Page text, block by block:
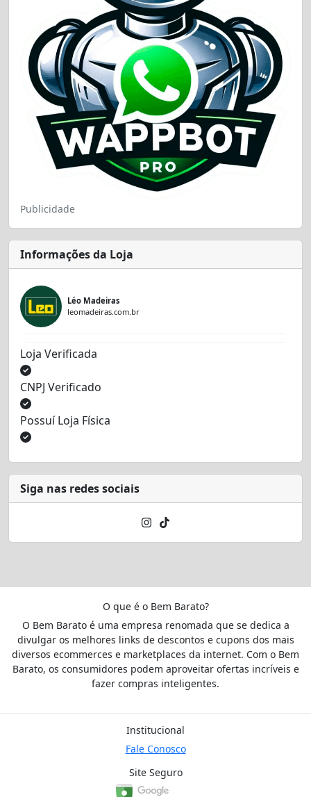
Publicidade
Informações da Loja
Léo Madeiras
leomadeiras.com.br
Loja Verificada
CNPJ Verificado
Possuí Loja Física
Siga nas redes sociais
O que é o Bem Barato?
O Bem Barato é uma empresa renomada que se dedica a
divulgar os melhores links de descontos e cupons dos mais
diversos ecommerces e marketplaces da internet. Com o Bem
Barato, os consumidores podem aproveitar ofertas incríveis e
fazer compras inteligentes.
Institucional
Fale Conosco
Site Seguro